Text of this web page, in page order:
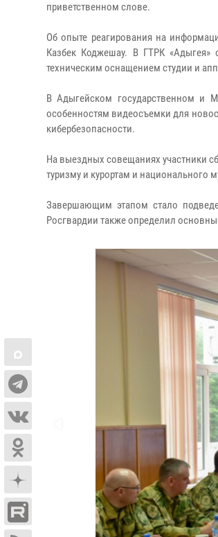
приветственном слове.
Об опыте реагирования на
Казбек Коджешау. В ГТРК «Адыгея»
техническим оснащением студии и
В Адыгейском государственном и
особенностям видеосъемки для
кибербезопасности.
На выездных совещаниях участники
туризму и курортам и национального
Завершающим этапом стало
Росгвардии также определил